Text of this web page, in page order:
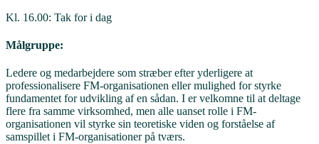
Kl. 16.00: Tak for i dag
Målgruppe:
Ledere og medarbejdere som stræber efter yderligere at
professionalisere FM-organisationen eller mulighed for styrke
fundamentet for udvikling af en sådan. I er velkomne til at deltage
flere fra samme virksomhed, men alle uanset rolle i FM-
organisationen vil styrke sin teoretiske viden og forståelse af
samspillet i FM-organisationer på tværs.